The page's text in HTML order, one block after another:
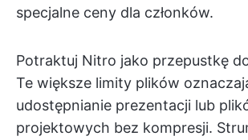
specjalne ceny dla członków.
Potraktuj Nitro jako przepustkę
Te większe limity plików
udostępnianie prezentacji lub
projektowych bez kompresji.